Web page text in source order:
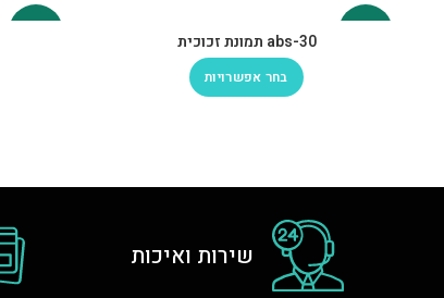
abs-30 תמונת זכוכית
בחר אפשרויות
שירות ואיכות